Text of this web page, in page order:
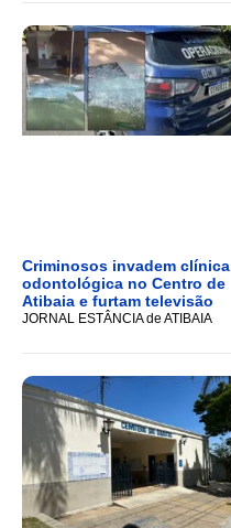
Criminosos invadem clínica
odontológica no Centro de
Atibaia e furtam televisão
JORNAL ESTÂNCIA de ATIBAIA